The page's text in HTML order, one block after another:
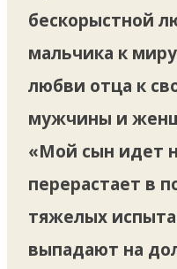
бескорыстной
мальчика к
любви отца к
мужчины и
«Мой сын идет
перерастает в
тяжелых
выпадают на